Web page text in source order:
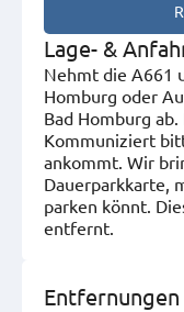
Lage- &
Nehmt die A661
Homburg oder
Bad Homburg
Kommuniziert
ankommt. Wir
Dauerparkkarte,
parken könnt.
entfernt.